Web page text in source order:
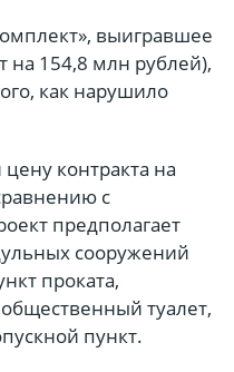
выигравшее
на 154,8 млн рублей),
как нарушило
контракта на
с
предполагает
сооружений
проката,
туалет,
пункт.